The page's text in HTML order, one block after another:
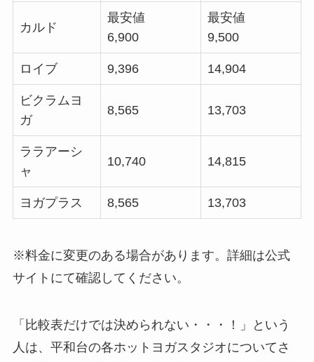
カルド
最安値
6,900
最安値
9,500
ロイブ 9,396 14,904
ビクラムヨ
ガ
8,565 13,703
ララアーシ
ャ
10,740 14,815
ヨガプラス 8,565 13,703
※料金に変更のある場合があります。詳細は公式
サイトにて確認してください。
「比較表だけでは決められない・・・！」という
人は、平和台の各ホットヨガスタジオについてさ